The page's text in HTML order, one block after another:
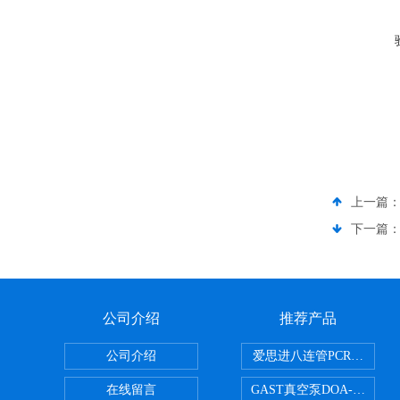
上一篇：
下一篇：
公司介绍
公司介绍
在线留言
推荐产品
爱思进八连管PCR-0208-C
GAST真空泵DOA-P504-BN